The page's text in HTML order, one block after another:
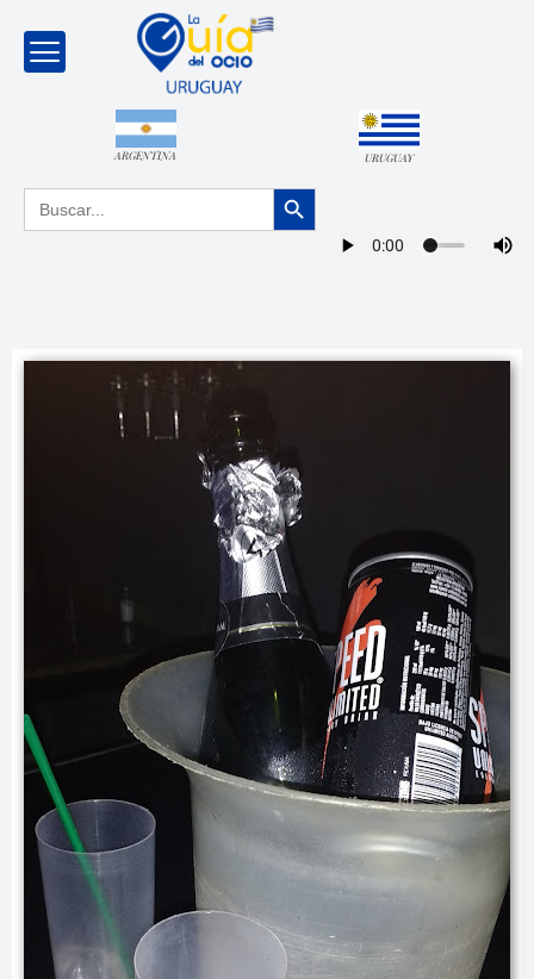
ARGENTINA URUGUAY
Buscar: Botón de búsqueda